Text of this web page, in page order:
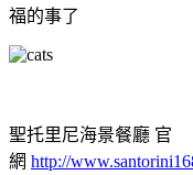
福的事了
聖托里尼海景餐廳 官
網 http://